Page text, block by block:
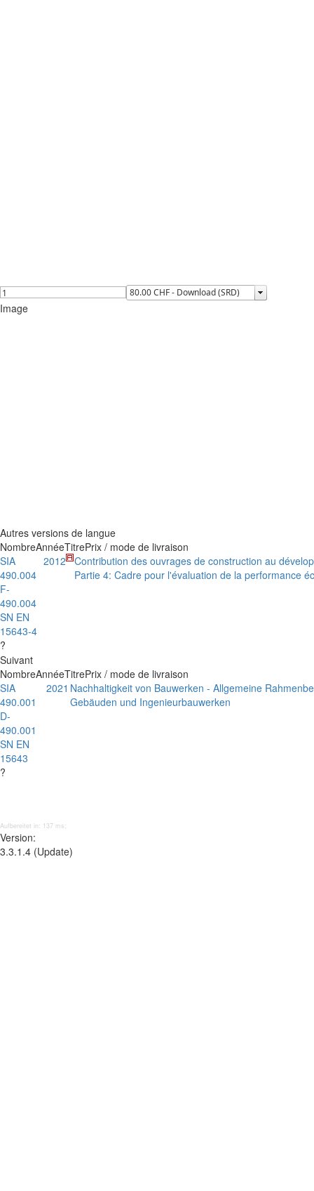
Image
Autres versions de langue
NombreAnnéeTitrePrix / mode de livraison
SIA
490.004
F-
490.004
SN EN
15643-4
?
2012
Contribution des ouvrages de construction au
Partie 4: Cadre pour l'évaluation de la performance
Suivant
NombreAnnéeTitrePrix / mode de livraison
SIA
490.001
D-
490.001
SN EN
15643
?
2021 Nachhaltigkeit von Bauwerken - Allgemeine
Gebäuden und Ingenieurbauwerken
Aufbereitet in: 137 ms;
Version:
3.3.1.4 (Update)